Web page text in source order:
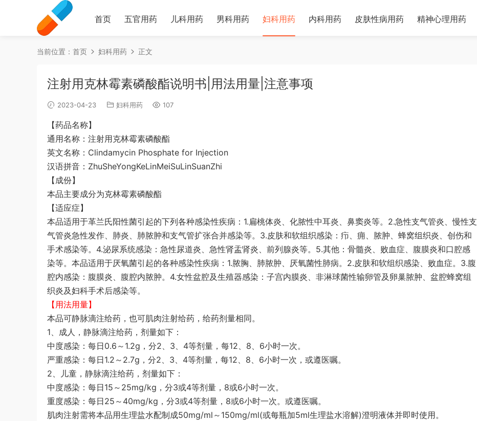
首页 五官用药 儿科用药 男科用药 妇科用药 内科用药 皮肤性病用药 精神心理用药
当前位置： 首页 妇科用药 正文
注射用克林霉素磷酸酯说明书|用法用量|注意事项
2023-04-23 妇科用药 107
【药品名称】
通用名称：注射用克林霉素磷酸酯
英文名称：Clindamycin Phosphate for Injection
汉语拼音：ZhuSheYongKeLinMeiSuLinSuanZhi
【成份】
本品主要成分为克林霉素磷酸酯
【适应症】
本品适用于革兰氏阳性菌引起的下列各种感染性疾病：1.扁桃体炎、化脓性中耳炎、鼻窦炎等。2.急性支气管炎、慢性支
气管炎急性发作、肺炎、肺脓肿和支气管扩张合并感染等。3.皮肤和软组织感染：疖、痈、脓肿、蜂窝组织炎、创伤和
手术感染等。4.泌尿系统感染：急性尿道炎、急性肾盂肾炎、前列腺炎等。5.其他：骨髓炎、败血症、腹膜炎和口腔感
染等。本品适用于厌氧菌引起的各种感染性疾病：1.脓胸、肺脓肿、厌氧菌性肺病。2.皮肤和软组织感染、败血症。3.腹
腔内感染：腹膜炎、腹腔内脓肿。4.女性盆腔及生殖器感染：子宫内膜炎、非淋球菌性输卵管及卵巢脓肿、盆腔蜂窝组
织炎及妇科手术后感染等。
【用法用量】
本品可静脉滴注给药，也可肌肉注射给药，给药剂量相同。
1、成人，静脉滴注给药，剂量如下：
中度感染：每日0.6～1.2g，分2、3、4等剂量，每12、8、6小时一次。
严重感染：每日1.2～2.7g，分2、3、4等剂量，每12、8、6小时一次，或遵医嘱。
2、儿童，静脉滴注给药，剂量如下：
中度感染：每日15～25mg/kg，分3或4等剂量，8或6小时一次。
重度感染：每日25～40mg/kg，分3或4等剂量，8或6小时一次。或遵医嘱。
肌肉注射需将本品用生理盐水配制成50mg/ml～150mg/ml(或每瓶加5ml生理盐水溶解)澄明液体并即时使用。